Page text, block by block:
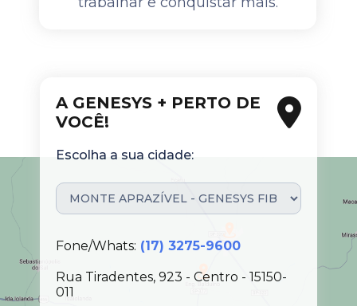
A GENESYS + PERTO DE
VOCÊ!
Escolha a sua cidade:
Fone/Whats: (17) 3275-9600
Rua Tiradentes, 923 - Centro - 15150-
011